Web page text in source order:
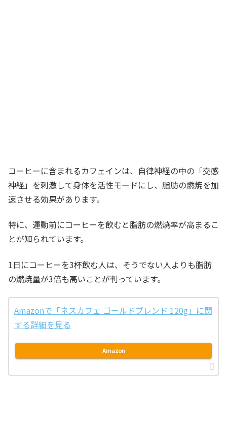
コーヒーに含まれるカフェインは、自律神経の中の「交感
神経」を刺激して身体を活性モードにし、脂肪の燃焼を加
速させる効果があります。
特に、運動前にコーヒーを飲むと脂肪の燃焼率が高まるこ
とが知られています。
1日にコーヒーを3杯飲む人は、そうでない人よりも脂肪
の燃焼量が3倍も高いことが判っています。
Amazonで「ネスカフェ ゴールドブレンド 120g」に関
する詳細を見る
Amazon